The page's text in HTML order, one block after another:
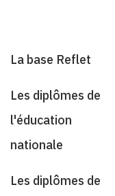
La base Reflet
Les diplômes de
l'éducation
nationale
Les diplômes de